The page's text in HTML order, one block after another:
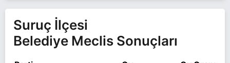
Suruç İlçesi
Belediye Meclis Sonuçları